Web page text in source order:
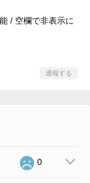
/ 空欄で非表示に
通報する
0